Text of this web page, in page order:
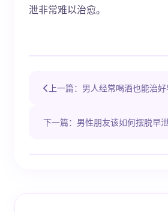
泄非常难以治愈。
上一篇：男人经常喝酒也能治
下一篇：男性朋友该如何摆脱早